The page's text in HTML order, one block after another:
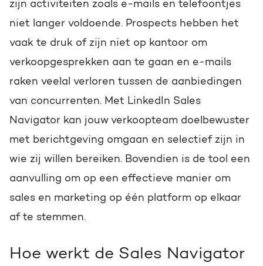
zijn activiteiten zoals e-mails en telefoontjes
niet langer voldoende. Prospects hebben het
vaak te druk of zijn niet op kantoor om
verkoopgesprekken aan te gaan en e-mails
raken veelal verloren tussen de aanbiedingen
van concurrenten. Met LinkedIn Sales
Navigator kan jouw verkoopteam doelbewuster
met berichtgeving omgaan en selectief zijn in
wie zij willen bereiken. Bovendien is de tool een
aanvulling om op een effectieve manier om
sales en marketing op één platform op elkaar
af te stemmen.
Hoe werkt de Sales Navigator